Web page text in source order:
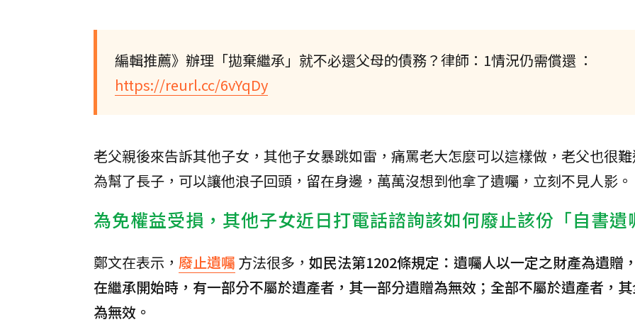
編輯推薦》辦理「拋棄繼承」就不必還父母的債務？律師：1情況仍需償還 ：
https://reurl.cc/6vYqDy
老父親後來告訴其他子女，其他子女暴跳如雷，痛罵老大怎麼可以這樣做，老父也很
為幫了長子，可以讓他浪子回頭，留在身邊，萬萬沒想到他拿了遺囑，立刻不見人影。
為免權益受損，其他子女近日打電話諮詢該如何廢止該份「自書遺
鄭文在表示， 廢止遺囑 方法很多， 如民法第1202條規定：遺囑人以一定之財產為遺贈
在繼承開始時，有一部分不屬於遺產者，其一部分遺贈為無效；全部不屬於遺產者，
為無效。